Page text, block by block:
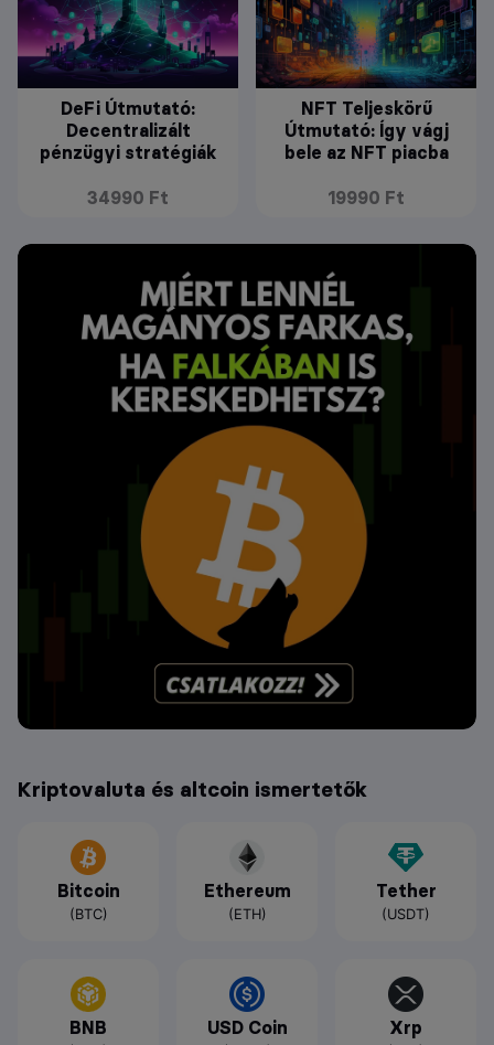
DeFi Útmutató:
Decentralizált
pénzügyi stratégiák
34990 Ft
NFT Teljeskörű
Útmutató: Így vágj
bele az NFT piacba
19990 Ft
Kriptovaluta és altcoin ismertetők
Bitcoin
(BTC)
Ethereum
(ETH)
Tether
(USDT)
BNB USD Coin Xrp